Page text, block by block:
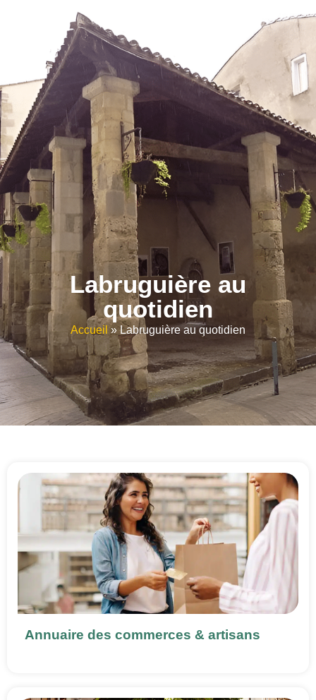
Labruguière au
quotidien
Accueil »Labruguière au quotidien
Annuaire des commerces & artisans